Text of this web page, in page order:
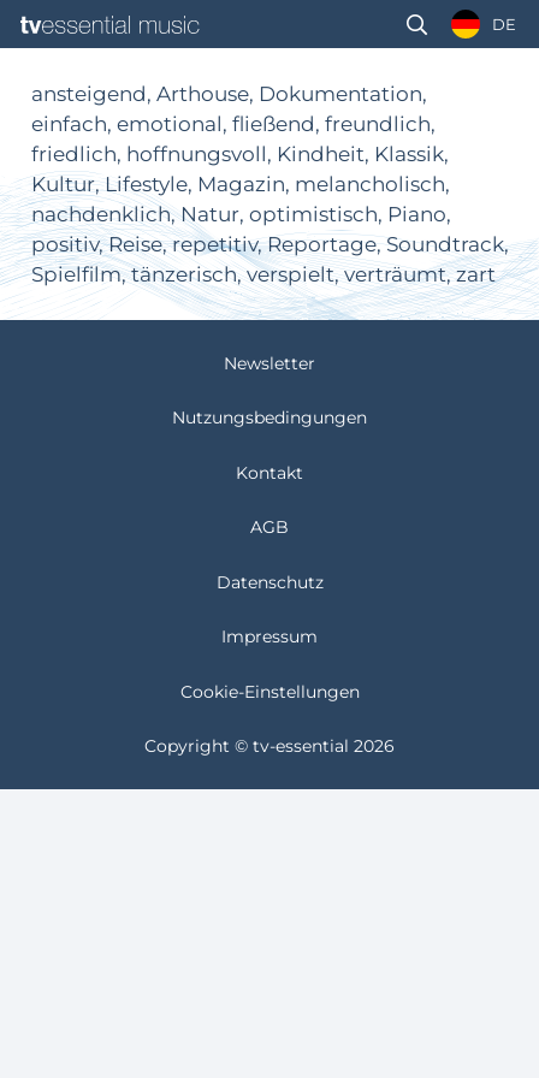
DE
ansteigend, Arthouse, Dokumentation,
einfach, emotional, fließend, freundlich,
friedlich, hoffnungsvoll, Kindheit, Klassik,
Kultur, Lifestyle, Magazin, melancholisch,
nachdenklich, Natur, optimistisch, Piano,
positiv, Reise, repetitiv, Reportage, Soundtrack,
Spielfilm, tänzerisch, verspielt, verträumt, zart
Newsletter
Nutzungsbedingungen
Kontakt
AGB
Datenschutz
Impressum
Cookie-Einstellungen
Copyright © tv-essential 2026